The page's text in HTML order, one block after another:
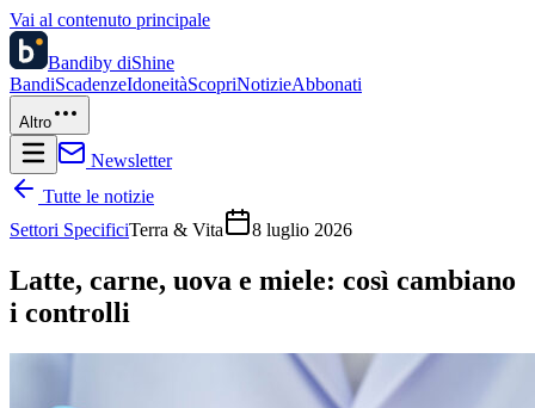
Vai al contenuto principale
Bandiby diShine
BandiScadenzeIdoneitàScopriNotizieAbbonati
Altro
Newsletter
Tutte le notizie
Settori SpecificiTerra & Vita 8 luglio 2026
Latte, carne, uova e miele: così cambiano
i controlli